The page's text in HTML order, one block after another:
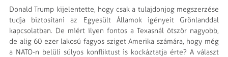
Donald Trump kijelentette, hogy csak a tulajdonjog megszerzése
tudja biztosítani az Egyesült Államok igényeit Grönlanddal
kapcsolatban. De miért ilyen fontos a Texasnál ötször nagyobb,
de alig 60 ezer lakosú fagyos sziget Amerika számára, hogy még
a NATO-n belüli súlyos konfliktust is kockáztatja érte? A választ